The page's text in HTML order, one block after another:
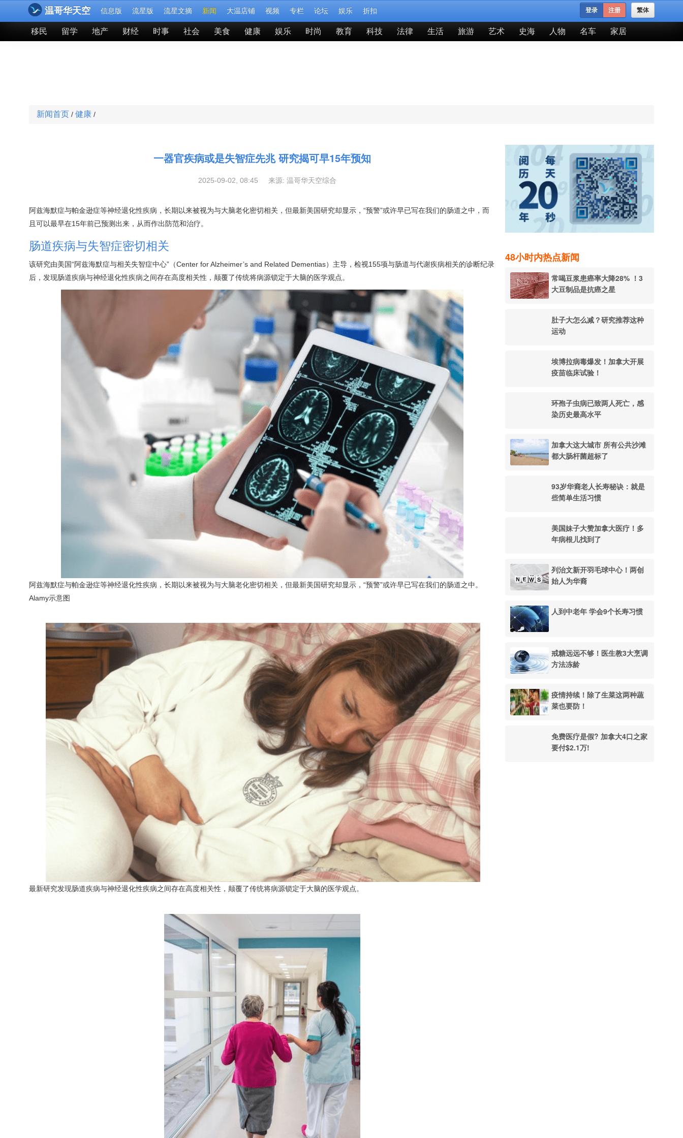
温哥华天空 信息版 流星版 流星文摘 新闻 大温店铺 视频 专栏 论坛 娱乐 折扣 繁体
登录 注册
移民 留学 地产 财经 时事 社会 美食 健康 娱乐 时尚 教育 科技 法律 生活 旅游 艺术 史海 人物 名车 家居
新闻首页 / 健康 /
一器官疾病或是失智症先兆 研究揭可早15年预知
2025-09-02, 08:45 来源: 温哥华天空综合
阿兹海默症与帕金逊症等神经退化性疾病，长期以来被视为与大脑老化密切相关，但最新美国研究却显示，“预警”或许早已写在我们的肠道之中，而
且可以最早在15年前已预测出来，从而作出防范和治疗。
肠道疾病与失智症密切相关
该研究由美国“阿兹海默症与相关失智症中心”（Center for Alzheimer’s and Related Dementias）主导，检视155项与肠道与代谢疾病相关的诊断纪录
后，发现肠道疾病与神经退化性疾病之间存在高度相关性，颠覆了传统将病源锁定于大脑的医学观点。
阿兹海默症与帕金逊症等神经退化性疾病，长期以来被视为与大脑老化密切相关，但最新美国研究却显示，“预警”或许早已写在我们的肠道之中。
Alamy示意图
最新研究发现肠道疾病与神经退化性疾病之间存在高度相关性，颠覆了传统将病源锁定于大脑的医学观点。
48小时内热点新闻
常喝豆浆患癌率大降28% ！3
大豆制品是抗癌之星
肚子大怎么减？研究推荐这种
运动
埃博拉病毒爆发！加拿大开展
疫苗临床试验！
环孢子虫病已致两人死亡，感
染历史最高水平
加拿大这大城市 所有公共沙滩
都大肠杆菌超标了
93岁华裔老人长寿秘诀：就是
些简单生活习惯
美国妹子大赞加拿大医疗！多
年病根儿找到了
列治文新开羽毛球中心！两创
始人为华裔
人到中老年 学会9个长寿习惯
戒糖远远不够！医生教3大烹调
方法冻龄
疫情持续！除了生菜这两种蔬
菜也要防！
免费医疗是假? 加拿大4口之家
要付$2.1万!